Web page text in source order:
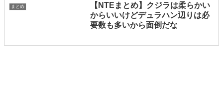
まとめ
【NTEまとめ】クジラは柔らかい
からいいけどデュラハン辺りは必
要数も多いから面倒だな